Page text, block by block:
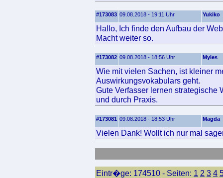
#173083 09.08.2018 - 19:11 Uhr Yukiko
Hallo, Ich finde den Aufbau der
Macht weiter so.
#173082 09.08.2018 - 18:56 Uhr Myles
Wie mit vielen Sachen, ist kleiner
Auswirkungsvokabulars geht.
Gute Verfasser lernen strategische
und durch Praxis.
#173081 09.08.2018 - 18:53 Uhr Magda
Vielen Dank! Wollt ich nur mal
Eintr�ge: 174510 - Seiten: 1 2 3 4